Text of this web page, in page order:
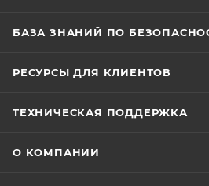
БАЗА ЗНАНИЙ ПО
РЕСУРСЫ ДЛЯ КЛИЕНТОВ
ТЕХНИЧЕСКАЯ ПОДДЕРЖКА
О КОМПАНИИ